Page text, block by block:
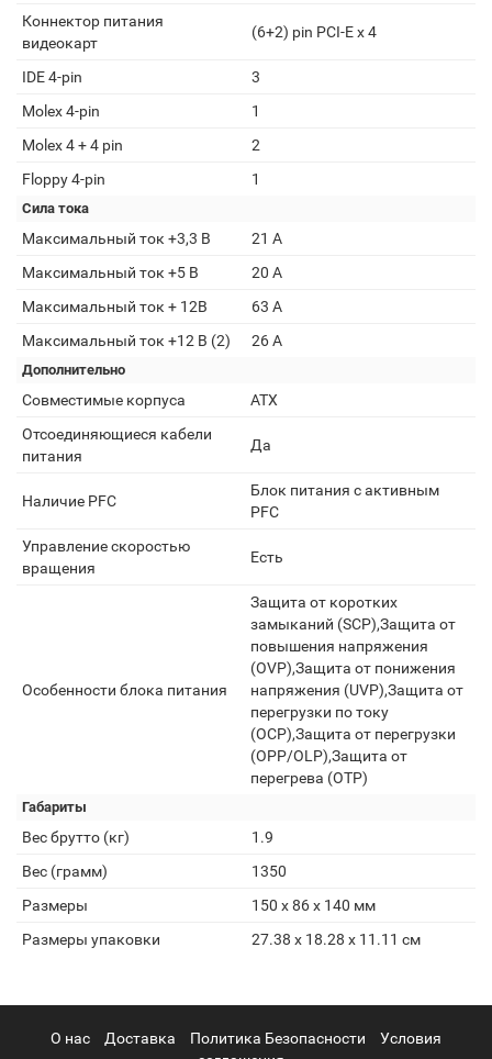
Коннектор питания
видеокарт
(6+2) pin PCI-E х 4
IDE 4-pin
3
Molex 4-pin
1
Molex 4 + 4 pin
2
Floppy 4-pin
1
Сила тока
Максимальный ток +3,3 В
21 A
Максимальный ток +5 В
20 A
Максимальный ток + 12В
63 А
Максимальный ток +12 В (2)
26 А
Дополнительно
Совместимые корпуса
ATX
Отсоединяющиеся кабели
питания
Да
Наличие PFC
Блок питания с активным
PFC
Управление скоростью
вращения
Есть
Особенности блока питания
Защита от коротких
замыканий (SCP),Защита от
повышения напряжения
(OVP),Защита от понижения
напряжения (UVP),Защита от
перегрузки по току
(OCP),Защита от перегрузки
(OPP/OLP),Защита от
перегрева (OTP)
Габариты
Вес брутто (кг)
1.9
Вес (грамм)
1350
Размеры
150 x 86 x 140 мм
Размеры упаковки
27.38 x 18.28 x 11.11 см
О нас Доставка Политика Безопасности
Условия